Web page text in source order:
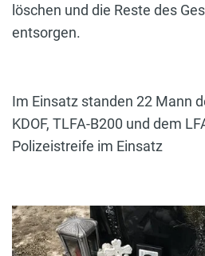
löschen und die Reste des
entsorgen.
Im Einsatz standen 22 Mann
KDOF, TLFA-B200 und dem
Polizeistreife im Einsatz